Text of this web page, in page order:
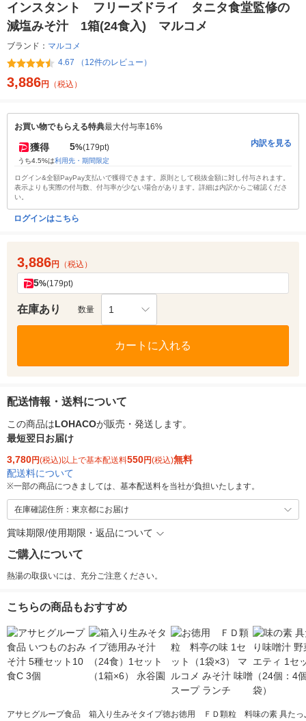
インスタント フリーズドライ タニタ食堂監修の
減塩みそ汁 1箱(24食入) マルコメ
ブランド： マルコメ
4.67 （12件のレビュー）
3,886円 （税込）
お買い物でもらえる特典最大付与率16%
獲得 5%(179pt)
うち4.5%は利用先・期間限定
内訳を見る
ログイン&全額PayPay支払いで獲得できます。原則として税抜金額に対し付与されます。
表示よりも実際の付与数、付与率が少ない場合があります。詳細は内訳からご確認くださ
い。
ログインはこちら
3,886円 （税込）
5%(179pt)
在庫あり 数量 1
カートに入れる
配送情報・送料について
この商品はLOHACOが販売・発送します。
最短翌日お届け
3,780円(税込)以上で基本配送料550円(税込)無料
配送料について
※一部の商品につきましては、基本配送料を当社が負担いたします。
在庫確認住所：東京都にお届け
賞味期限/使用期限・返品について
ご購入について
熱湯の取扱いには、充分ご注意ください。
こちらの商品もおすすめ
アサヒグループ食品
箱入り生みそタイプ徳お徳用 ＦＤ顆粒 料味の素 具たっ